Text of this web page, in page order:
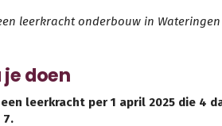
leerkracht onderbouw in Wateringen
doen
een leerkracht per 1 april 2025 die 4
7.